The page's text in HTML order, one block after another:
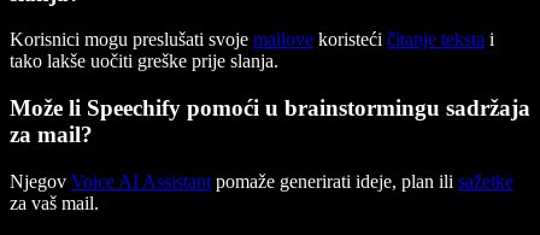
Korisnici mogu preslušati svoje mailove koristeći čitanje teksta i
tako lakše uočiti greške prije slanja.
Može li Speechify pomoći u brainstormingu sadržaja
za mail?
Njegov Voice AI Assistant pomaže generirati ideje, plan ili sažetke
za vaš mail.